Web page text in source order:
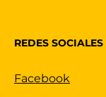
REDES SOCIALES
Facebook